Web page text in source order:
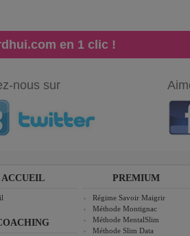
en 1 clic !
nous sur
ACCUEIL PREMIUM
Régime Savoir Maigrir
Méthode Montignac
Méthode MentalSlim
Méthode Slim Data